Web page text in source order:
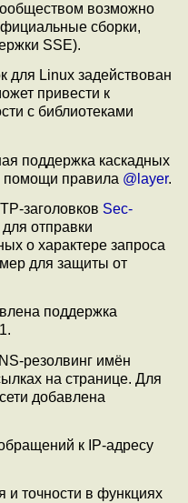
возможно
сборки,
SSE).
Linux задействован
привести к
с библиотеками
поддержка каскадных
помощи правила @layer.
заголовков Sec-
отправки
о характере запроса
для защиты от
поддержка
резолвинг имён
на странице. Для
добавлена
к IP-адресу
точности в функциях